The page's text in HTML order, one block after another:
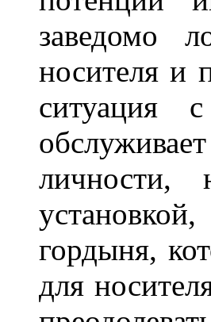
заведомо
носителя и
ситуация
личности,
гордыня,
для